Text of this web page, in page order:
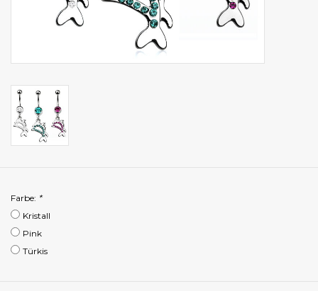
Farbe: *
Kristall
Pink
Türkis